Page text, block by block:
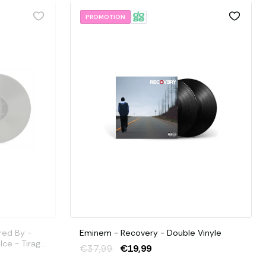
By -
- Tirage
PROMOTION
Eminem - Recovery - Double Vinyle
€37,99 €19,99